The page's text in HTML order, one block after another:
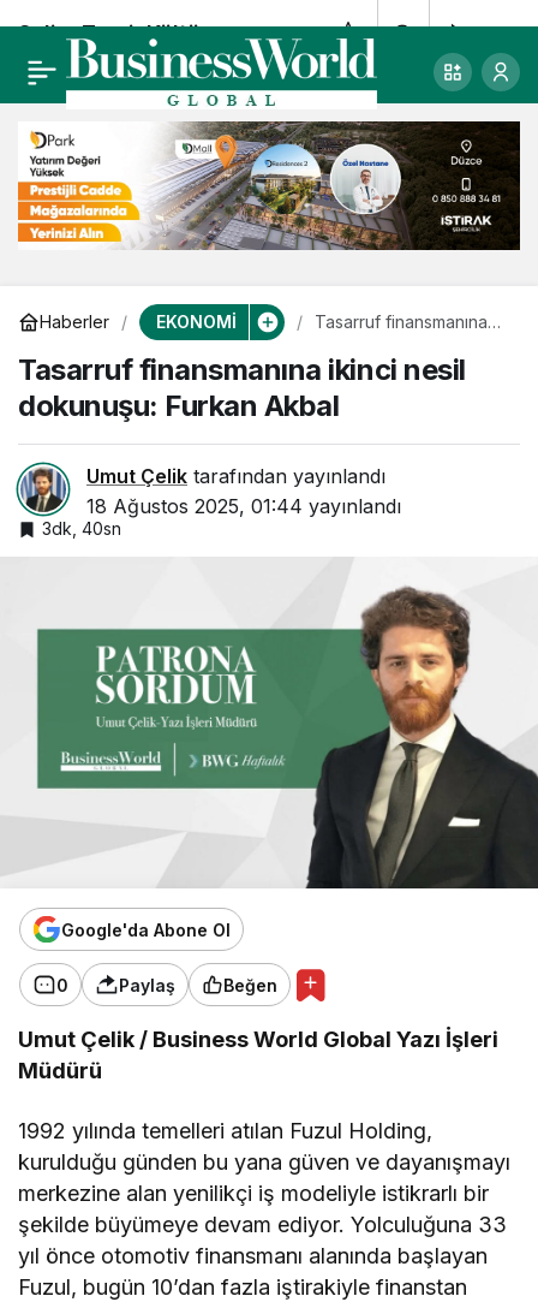
Haberler EKONOMİ
Tasarruf finansmanına
Furkan Akbal
Tasarruf finansmanına ikinci nesil
dokunuşu: Furkan Akbal
Umut Çelik tarafından yayınlandı
18 Ağustos 2025, 01:44 yayınlandı
3dk, 40sn
Google'da Abone Ol
0 Paylaş Beğen
Umut Çelik / Business World Global Yazı İşleri
Müdürü
1992 yılında temelleri atılan Fuzul Holding,
kurulduğu günden bu yana güven ve dayanışmayı
merkezine alan yenilikçi iş modeliyle istikrarlı bir
şekilde büyümeye devam ediyor. Yolculuğuna 33
yıl önce otomotiv finansmanı alanında başlayan
Fuzul, bugün 10’dan fazla iştirakiyle finanstan
Selim Terzi: Kültür
Yolu Festivali ile
şehirler canlanıyor,
ekonomi büyüyor
0 Paylaş